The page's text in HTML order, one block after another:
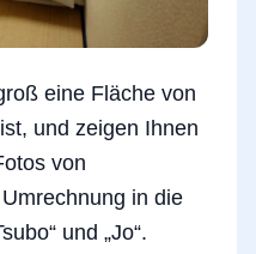
eine Fläche von
und zeigen Ihnen
von
in die
und „Jo“.